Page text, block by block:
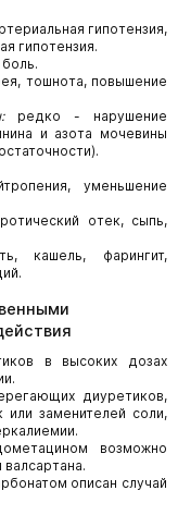
гипотензия,
гипотензия.
тошнота, повышение
редко - нарушение
и азота мочевины
уменьшение
отек, сыпь,
кашель, фарингит,
в высоких дозах
диуретиков,
или заменителей соли,
возможно
описан случай